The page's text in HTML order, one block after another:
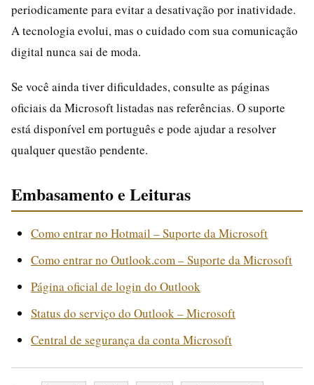
periodicamente para evitar a desativação por inatividade.
A tecnologia evolui, mas o cuidado com sua comunicação
digital nunca sai de moda.
Se você ainda tiver dificuldades, consulte as páginas
oficiais da Microsoft listadas nas referências. O suporte
está disponível em português e pode ajudar a resolver
qualquer questão pendente.
Embasamento e Leituras
Como entrar no Hotmail – Suporte da Microsoft
Como entrar no Outlook.com – Suporte da Microsoft
Página oficial de login do Outlook
Status do serviço do Outlook – Microsoft
Central de segurança da conta Microsoft